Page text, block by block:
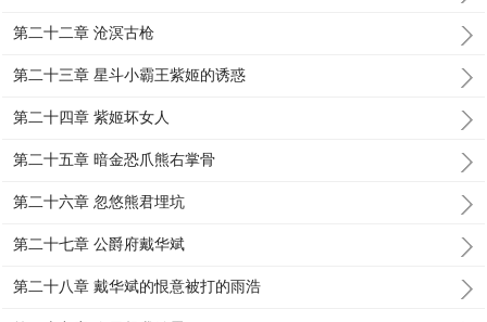
第二十二章 沧溟古枪
第二十三章 星斗小霸王紫姬的诱惑
第二十四章 紫姬坏女人
第二十五章 暗金恐爪熊右掌骨
第二十六章 忽悠熊君埋坑
第二十七章 公爵府戴华斌
第二十八章 戴华斌的恨意被打的雨浩